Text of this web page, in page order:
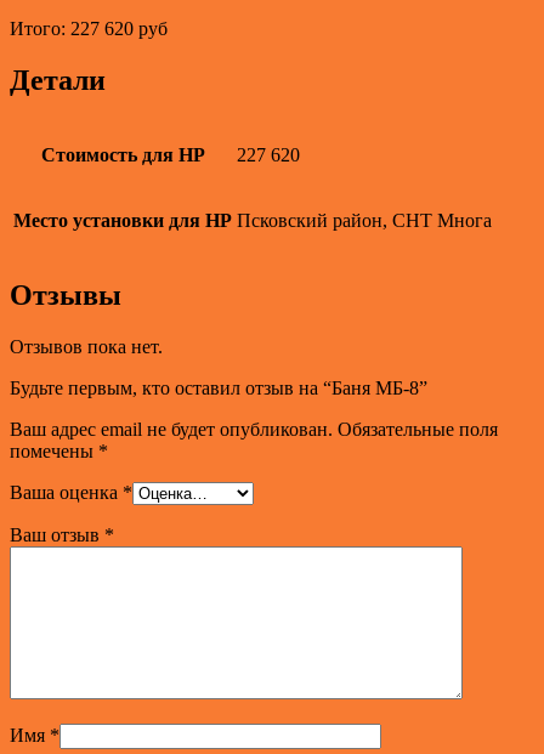
Итого: 227 620 руб
Детали
Стоимость для НР 227 620
Место установки для НР Псковский район, СНТ Многа
Отзывы
Отзывов пока нет.
Будьте первым, кто оставил отзыв на “Баня МБ-8”
Ваш адрес email не будет опубликован. Обязательные поля
помечены *
Ваша оценка *
Ваш отзыв *
Имя *